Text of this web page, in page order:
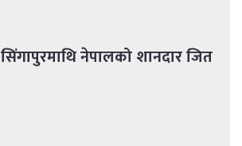
सिंगापुरमाथि नेपालको शानदार जित